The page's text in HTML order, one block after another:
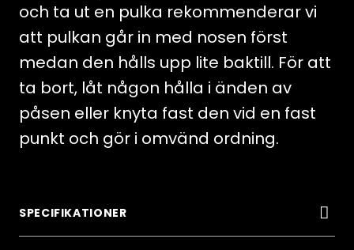
och ta ut en pulka rekommenderar vi
att pulkan går in med nosen först
medan den hålls upp lite baktill. För att
ta bort, låt någon hålla i änden av
påsen eller knyta fast den vid en fast
punkt och gör i omvänd ordning.
SPECIFIKATIONER